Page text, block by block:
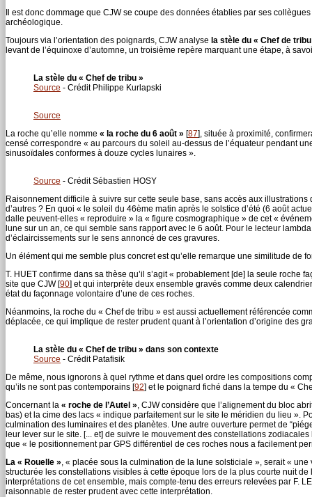
Il est donc dommage que CJW se coupe des données établies par ses
archéologique.
Toujours via l’orientation des poignards, CJW analyse la stèle du « Chef de
levant de l’équinoxe d’automne, un troisième repère marquant une étape, à
La stèle du « Chef de tribu »
Source - Crédit Philippe Kurlapski
Source
La roche qu’elle nomme « la roche du 6 août » [87] , située à proximité,
censé correspondre « au parcours du soleil au-dessus de l’équateur pendant
sinusoïdales conformes à douze cycles lunaires ».
Source - Crédit Sébastien HOSY
Raisonnement difficile à suivre sur cette seule base, sans accès aux
d’autres ? En quoi « le soleil du 46ème matin après le solstice d’été (6 août
dalle peuvent-elles « reproduire » la « figure cosmographique » de cet «
lune sur un an, ce qui semble sans rapport avec le 6 août. Pour le lecteur
d’éclaircissements sur le sens annoncé de ces gravures.
Un élément qui me semble plus concret est qu’elle remarque une similitude de
T. HUET confirme dans sa thèse qu’il s’agit « probablement [de] la seule roche
site que CJW[90] et qui interprète deux ensemble gravés comme deux
état du façonnage volontaire d’une de ces roches.
Néanmoins, la roche du « Chef de tribu » est aussi actuellement référencée
déplacée, ce qui implique de rester prudent quant à l’orientation d’origine des
La stèle du « Chef de tribu » dans son contexte
Source - Crédit Patafisik
De même, nous ignorons à quel rythme et dans quel ordre les compositions
qu’ils ne sont pas contemporains [92] et le poignard fiché dans la tempe du «
Concernant la « roche de l’Autel » , CJW considère que l’alignement du bloc
bas) et la cime des lacs « indique parfaitement sur le site le méridien du lieu ».
culmination des luminaires et des planètes. Une autre ouverture permet de
leur lever sur le site. [... et] de suivre le mouvement des constellations
que « le positionnement par GPS différentiel de ces roches nous a facilement
La « Rouelle » , « placée sous la culmination de la lune solsticiale », serait «
structurée les constellations visibles à cette époque lors de la plus courte nuit de
interprétations de cet ensemble, mais compte-tenu des erreurs relevées par F.
raisonnable de rester prudent avec cette interprétation.